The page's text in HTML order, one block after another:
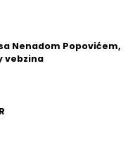
Nenadom Popovićem,
vebzina